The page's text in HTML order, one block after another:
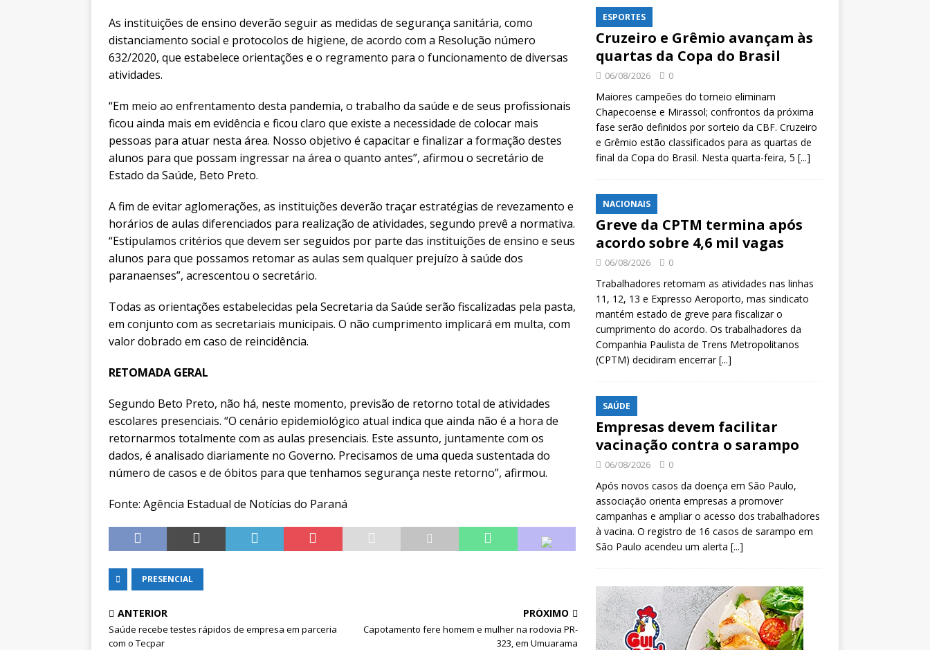
As instituições de ensino deverão seguir as medidas de segurança sanitária, como
distanciamento social e protocolos de higiene, de acordo com a Resolução número
632/2020, que estabelece orientações e o regramento para o funcionamento de diversas
atividades.
“Em meio ao enfrentamento desta pandemia, o trabalho da saúde e de seus profissionais
ficou ainda mais em evidência e ficou claro que existe a necessidade de colocar mais
pessoas para atuar nesta área. Nosso objetivo é capacitar e finalizar a formação destes
alunos para que possam ingressar na área o quanto antes”, afirmou o secretário de
Estado da Saúde, Beto Preto.
A fim de evitar aglomerações, as instituições deverão traçar estratégias de revezamento e
horários de aulas diferenciados para realização de atividades, segundo prevê a normativa.
“Estipulamos critérios que devem ser seguidos por parte das instituições de ensino e seus
alunos para que possamos retomar as aulas sem qualquer prejuízo à saúde dos
paranaenses”, acrescentou o secretário.
Todas as orientações estabelecidas pela Secretaria da Saúde serão fiscalizadas pela pasta,
em conjunto com as secretariais municipais. O não cumprimento implicará em multa, com
valor dobrado em caso de reincidência.
RETOMADA GERAL
Segundo Beto Preto, não há, neste momento, previsão de retorno total de atividades
escolares presenciais. “O cenário epidemiológico atual indica que ainda não é a hora de
retornarmos totalmente com as aulas presenciais. Este assunto, juntamente com os
dados, é analisado diariamente no Governo. Precisamos de uma queda sustentada do
número de casos e de óbitos para que tenhamos segurança neste retorno”, afirmou.
Fonte: Agência Estadual de Notícias do Paraná
PRESENCIAL
ANTERIOR
Saúde recebe testes rápidos de empresa em parceria
com o Tecpar
PRÓXIMO
Capotamento fere homem e mulher na rodovia PR-
323, em Umuarama
ESPORTES
Cruzeiro e Grêmio avançam às
quartas da Copa do Brasil
06/08/2026 0
Maiores campeões do torneio eliminam
Chapecoense e Mirassol; confrontos da próxima
fase serão definidos por sorteio da CBF. Cruzeiro
e Grêmio estão classificados para as quartas de
final da Copa do Brasil. Nesta quarta-feira, 5 [...]
NACIONAIS
Greve da CPTM termina após
acordo sobre 4,6 mil vagas
06/08/2026 0
Trabalhadores retomam as atividades nas linhas
11, 12, 13 e Expresso Aeroporto, mas sindicato
mantém estado de greve para fiscalizar o
cumprimento do acordo. Os trabalhadores da
Companhia Paulista de Trens Metropolitanos
(CPTM) decidiram encerrar[...]
SAÚDE
Empresas devem facilitar
vacinação contra o sarampo
06/08/2026 0
Após novos casos da doença em São Paulo,
associação orienta empresas a promover
campanhas e ampliar o acesso dos trabalhadores
à vacina. O registro de 16 casos de sarampo em
São Paulo acendeu um alerta [...]